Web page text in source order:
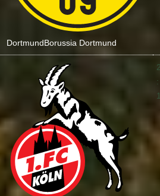
DortmundBorussia Dortmund
: